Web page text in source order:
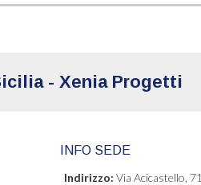
- Xenia Progetti
INFO SEDE
Indirizzo: Via Acicastello, 71